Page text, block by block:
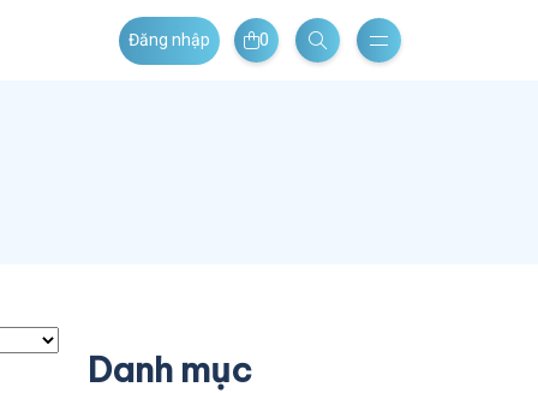
Đăng nhập 0
Danh mục